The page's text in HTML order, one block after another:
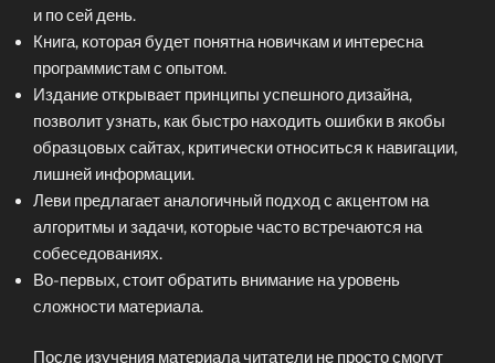
и по сей день.
Книга, которая будет понятна новичкам и интересна
программистам с опытом.
Издание открывает принципы успешного дизайна,
позволит узнать, как быстро находить ошибки в якобы
образцовых сайтах, критически относиться к навигации,
лишней информации.
Леви предлагает аналогичный подход с акцентом на
алгоритмы и задачи, которые часто встречаются на
собеседованиях.
Во-первых, стоит обратить внимание на уровень
сложности материала.
После изучения материала читатели не просто смогут